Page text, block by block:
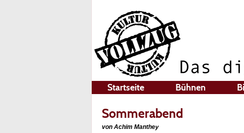
Startseite Bühnen
Sommerabend
von Achim Manthey